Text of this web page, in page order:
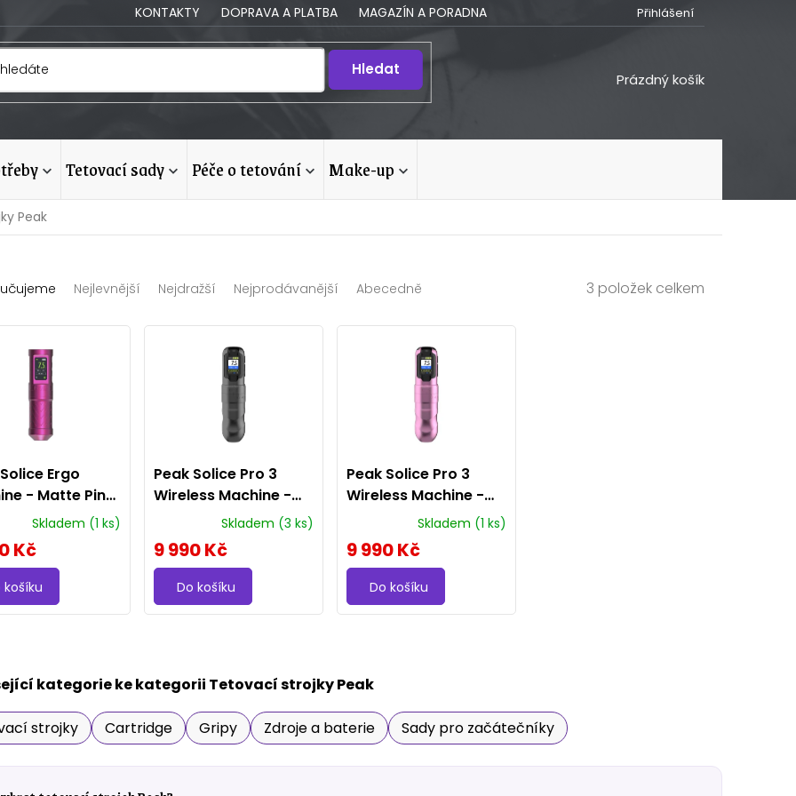
KONTAKTY DOPRAVA A PLATBA MAGAZÍN A PORADNA Přihlášení
Hledat
NÁKUPNÍ
Prázdný košík
tetovací sady péče o tetování make-up
Peak
Nejlevnější Nejdražší Nejprodávanější Abecedně 3 položek celkem
Ergo
- Matte Pink
Skladem (1 ks)
Kč
košíku
Peak Solice Pro 3
Wireless Machine -
CharcoalSkladem (3 ks)
9 990 Kč
Do košíku
Peak Solice Pro 3
Wireless Machine -
Skladem (1 ks)
9 990 Kč
Do košíku
v
l
á
d
a
kategorie ke kategorii Tetovací strojky Peak
strojky Cartridge Gripy Zdroje a baterie Sady pro začátečníky